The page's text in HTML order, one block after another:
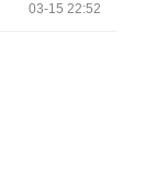
03-15 22:52